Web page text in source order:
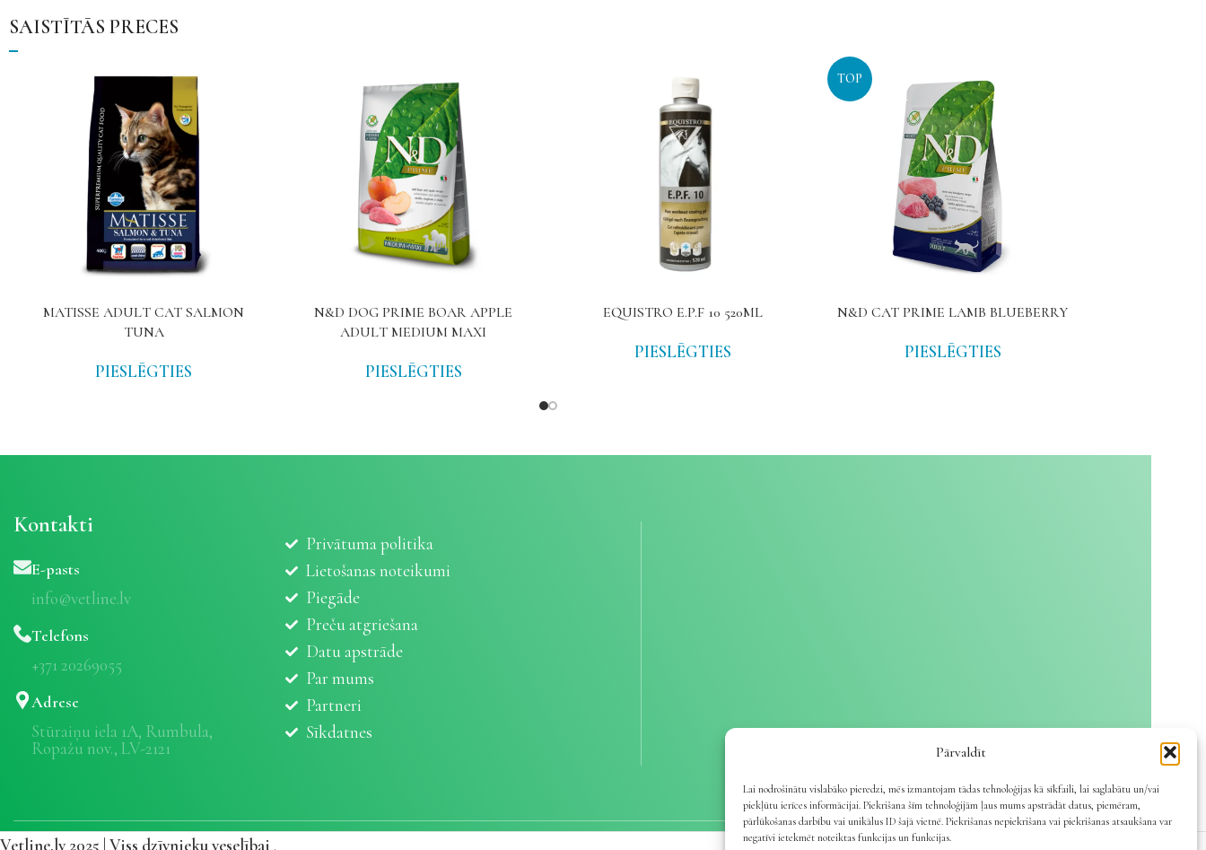
Pārvaldīt
Lai nodrošinātu vislabāko pieredzi, mēs izmantojam tādas tehnoloģijas kā sīkfaili, lai saglabātu un/vai
piekļūtu ierīces informācijai. Piekrišana šīm tehnoloģijām ļaus mums apstrādāt datus, piemēram,
pārlūkošanas darbību vai unikālus ID šajā vietnē. Piekrišanas nepiekrišana vai piekrišanas atsaukšana var
negatīvi ietekmēt noteiktas funkcijas un funkcijas.
SAISTĪTĀS PRECES
MATISSE ADULT CAT SALMON
TUNA
PIESLĒGTIES
N&D DOG PRIME BOAR APPLE
ADULT MEDIUM MAXI
PIESLĒGTIES
EQUISTRO E.P.F 10 520ML
PIESLĒGTIES
TOP
N&D CAT PRIME LAMB BLUEBERRY
PIESLĒGTIES
Kontakti
E-pasts
info@vetline.lv
Telefons
+371 20269055
Adrese
Stūraiņu iela 1A, Rumbula,
Ropažu nov., LV-2121
Privātuma politika
Lietošanas noteikumi
Piegāde
Preču atgriešana
Datu apstrāde
Par mums
Partneri
Sīkdatnes
Vetline.lv 2025 | Viss dzīvnieku veselībai .